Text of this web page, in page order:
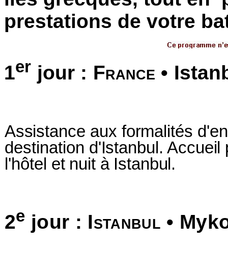
prestations de votre
1er jour : France •
Assistance aux formalités
destination d'Istanbul.
l'hôtel et nuit à Istanbul.
2e jour : Istanbul •